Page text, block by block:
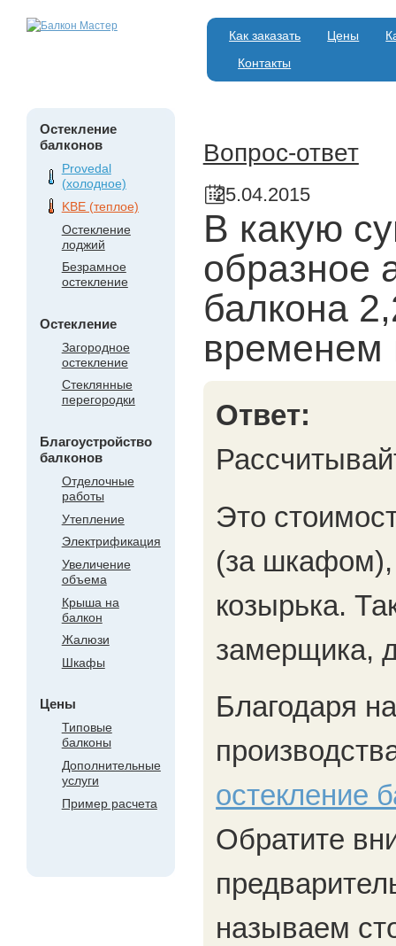
Как заказать Цены
Контакты
Остекление
балконов
Provedal
(холодное)
KBE (теплое)
Остекление
лоджий
Безрамное
остекление
Остекление
Загородное
остекление
Стеклянные
перегородки
Благоустройство
балконов
Отделочные
работы
Утепление
Электрификация
Увеличение
объема
Крыша на
балкон
Жалюзи
Шкафы
Цены
Типовые
балконы
Дополнительные
услуги
Пример расчета
Вопрос-ответ
25.04.2015
В какую
образное
балкона
временем
Ответ:
Это
(за шкафом),
козырька.
замерщика,
Благодаря
остекление
Обратите
называем